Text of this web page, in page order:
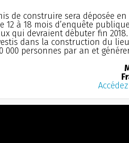
de construire sera déposée
12 à 18 mois d’enquête
qui devraient débuter fin
dans la construction du
000 personnes par an et